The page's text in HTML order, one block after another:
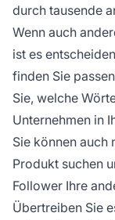
durch tausende
Wenn auch
ist es
finden Sie
Sie, welche
Unternehmen in
Sie können auch
Produkt suchen
Follower Ihre
Übertreiben Sie